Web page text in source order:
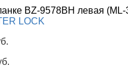
LOCK